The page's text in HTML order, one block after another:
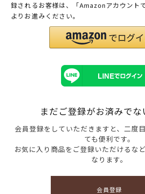
録されるお客様は、「Amazonアカウント
よりお進みください。
まだご登録がお済みで
会員登録をしていただきますと、二度
ても便利です。
お気に入り商品をご登録いただけるな
なります。
会員登録